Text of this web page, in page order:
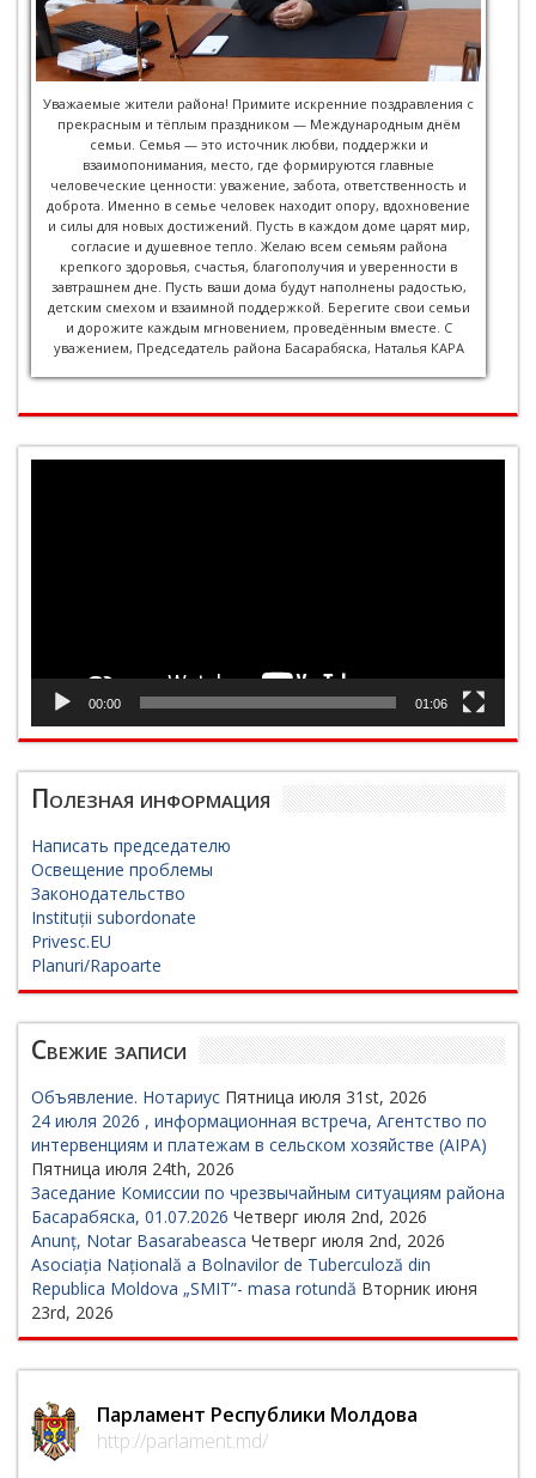
Уважаемые жители района! Примите искренние поздравления с
прекрасным и тёплым праздником — Международным днём
семьи. Семья — это источник любви, поддержки и
взаимопонимания, место, где формируются главные
человеческие ценности: уважение, забота, ответственность и
доброта. Именно в семье человек находит опору, вдохновение
и силы для новых достижений. Пусть в каждом доме царят мир,
согласие и душевное тепло. Желаю всем семьям района
крепкого здоровья, счастья, благополучия и уверенности в
завтрашнем дне. Пусть ваши дома будут наполнены радостью,
детским смехом и взаимной поддержкой. Берегите свои семьи
и дорожите каждым мгновением, проведённым вместе. С
уважением, Председатель района Басарабяска, Наталья КАРА
00:00 01:06
Полезная информация
Написать председателю
Освещение проблемы
Законодательство
Instituții subordonate
Privesc.EU
Planuri/Rapoarte
Свежие записи
Объявление. Нотариус Пятница июля 31st, 2026
24 июля 2026 , информационная встреча, Агентство по
интервенциям и платежам в сельском хозяйстве (AIPA)
Пятница июля 24th, 2026
Заседание Комиссии по чрезвычайным ситуациям района
Басарабяска, 01.07.2026 Четверг июля 2nd, 2026
Anunț, Notar Basarabeasca Четверг июля 2nd, 2026
Asociația Națională a Bolnavilor de Tuberculoză din
Republica Moldova „SMIT”- masa rotundă Вторник июня
23rd, 2026
Парламент Республики Молдова
http://parlament.md/